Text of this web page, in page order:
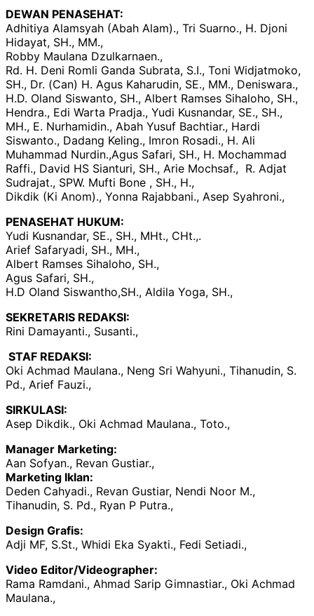
DEWAN PENASEHAT:
Adhitiya Alamsyah (Abah Alam)., Tri Suarno., H. Djoni
Hidayat, SH., MM.,
Robby Maulana Dzulkarnaen.,
Rd. H. Deni Romli Ganda Subrata, S.I., Toni Widjatmoko,
SH., Dr. (Can) H. Agus Kaharudin, SE., MM., Deniswara.,
H.D. Oland Siswanto, SH., Albert Ramses Sihaloho, SH.,
Hendra., Edi Warta Pradja., Yudi Kusnandar, SE., SH.,
MH., E. Nurhamidin., Abah Yusuf Bachtiar., Hardi
Siswanto., Dadang Keling., Imron Rosadi., H. Ali
Muhammad Nurdin.,Agus Safari, SH., H. Mochammad
Raffi., David HS Sianturi, SH., Arie Mochsaf., R. Adjat
Sudrajat., SPW. Mufti Bone , SH., H.,
Dikdik (Ki Anom)., Yonna Rajabbani., Asep Syahroni.,
PENASEHAT HUKUM:
Yudi Kusnandar, SE., SH., MHt., CHt.,.
Arief Safaryadi, SH., MH.,
Albert Ramses Sihaloho, SH.,
Agus Safari, SH.,
H.D Oland Siswantho,SH., Aldila Yoga, SH.,
SEKRETARIS REDAKSI:
Rini Damayanti., Susanti.,
STAF REDAKSI:
Oki Achmad Maulana., Neng Sri Wahyuni., Tihanudin, S.
Pd., Arief Fauzi.,
SIRKULASI:
Asep Dikdik., Oki Achmad Maulana., Toto.,
Manager Marketing:
Aan Sofyan., Revan Gustiar.,
Marketing Iklan:
Deden Cahyadi., Revan Gustiar, Nendi Noor M.,
Tihanudin, S. Pd., Ryan P Putra.,
Design Grafis:
Adji MF, S.St., Whidi Eka Syakti., Fedi Setiadi.,
Video Editor/Videographer:
Rama Ramdani., Ahmad Sarip Gimnastiar., Oki Achmad
Maulana.,